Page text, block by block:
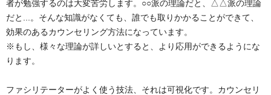
者が勉強するのは大変苦労します。○○派の理論だと、△△派の理論
だと...。そんな知識がなくても、誰でも取りかかることができて、
効果のあるカウンセリング方法になっています。
※もし、様々な理論が詳しいとすると、より応用ができるようにな
ります。
ファシリテーターがよく使う技法、それは可視化です。カウンセリ